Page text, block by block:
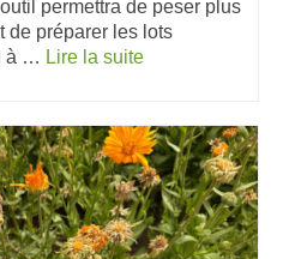
permettra de peser plus
de préparer les lots
à … Lire la suite